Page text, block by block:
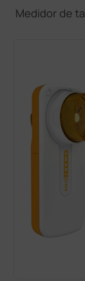
Medidor de